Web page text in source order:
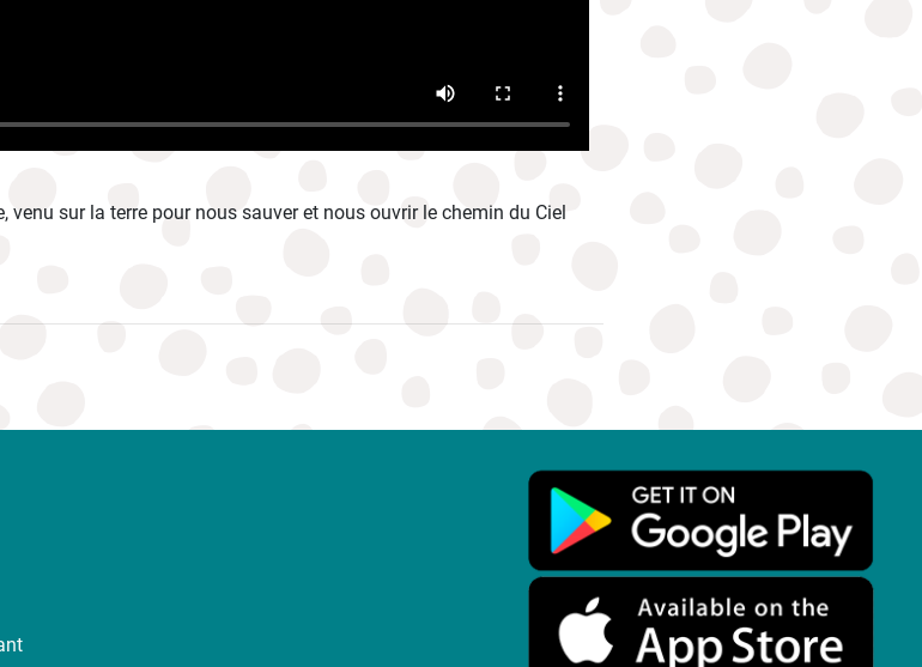
sur la terre pour nous sauver et nous ouvrir le chemin du Ciel